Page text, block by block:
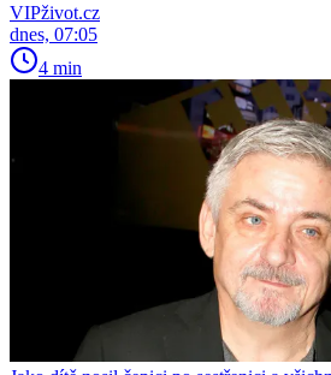
VIPživot.cz
dnes, 07:05
4 min